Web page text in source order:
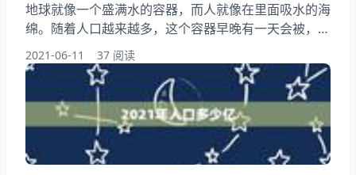
地球就像一个盛满水的容器，而人就像在里面吸水的海
绵。随着人口越来越多，这个容器早晚有一天会被，同
时水分也会被全部吸干。尽管每个都有生产的基础需
要，但近些年世界人口还是呈现出了新变化趋势，甚至
有锐减的可能。那么，2021年人口多少亿了？2021年
地球有多少人口了呢？ 2021年人口多少亿 2021年全球
230 个人口总数为7,579,238,198人，其中中国以
1,395,380,000
2021-06-11 37 阅读